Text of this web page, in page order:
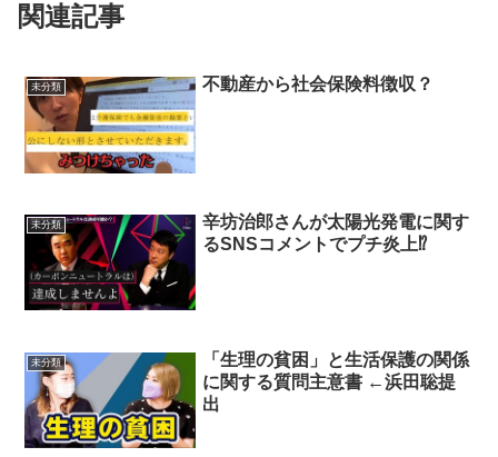
関連記事
未分類 不動産から社会保険料徴収？
未分類
辛坊治郎さんが太陽光発電に関す
るSNSコメントでプチ炎上⁉
未分類
「生理の貧困」と生活保護の関係
に関する質問主意書 ←浜田聡提
出